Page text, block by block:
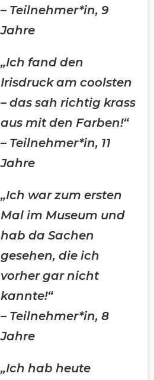
– Teilnehmer*in, 9
Jahre
„Ich fand den
Irisdruck am coolsten
– das sah richtig krass
aus mit den Farben!“
– Teilnehmer*in, 11
Jahre
„Ich war zum ersten
Mal im Museum und
hab da Sachen
gesehen, die ich
vorher gar nicht
kannte!“
– Teilnehmer*in, 8
Jahre
„Ich hab heute